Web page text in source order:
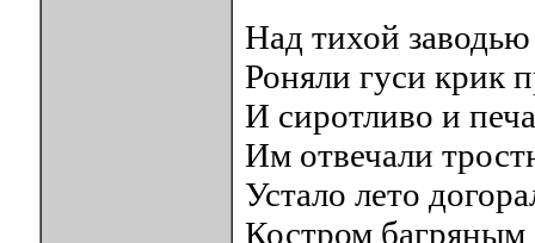
Над тихой
Роняли гуси крик
И сиротливо и
Им отвечали
Устало лето
Костром багряным